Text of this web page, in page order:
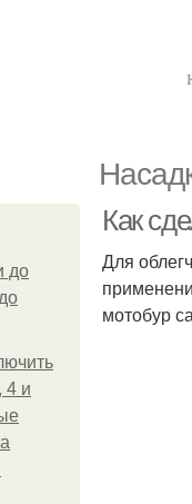
до
4 и
Как
Для
мотобур